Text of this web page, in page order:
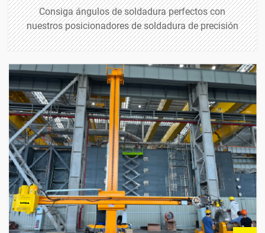
Consiga ángulos de soldadura perfectos con
nuestros posicionadores de soldadura de precisión